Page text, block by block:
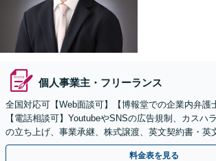
個人事業主・フリーランス
全国対応可【Web面談可】【博報堂での企業内弁護
【電話相談可】YoutubeやSNSの広告規制、カスハ
の立ち上げ、事業承継、株式譲渡、英文契約書・英
ー・ドラフトなどに対応。
料金表を見る